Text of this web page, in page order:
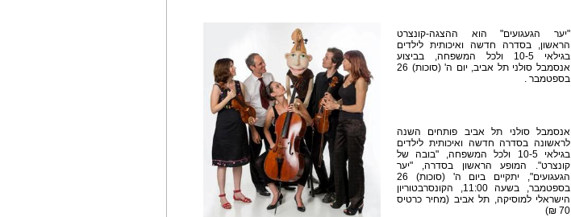
"יער הגעגועים" הוא ההצגה-קונצרט
הראשון, בסדרה חדשה ואיכותית לילדים
בגילאי 10-5 ולכל המשפחה, בביצוע
אנסמבל סולני תל אביב, יום ה' (סוכות) 26
בספטמבר .
אנסמבל סולני תל אביב פותחים השנה
לראשונה בסדרה חדשה ואיכותית לילדים
בגילאי 10-5 ולכל המשפחה, "בובה של
קונצרט". המופע הראשון בסדרה, "יער
הגעגועים", יתקיים ביום ה' (סוכות) 26
בספטמבר, בשעה 11:00, הקונסרבטוריון
הישראלי למוסיקה, תל אביב (מחיר כרטיס
70 ₪)